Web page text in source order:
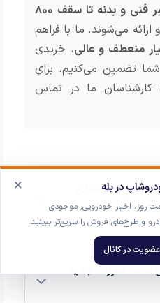
ضمانت معتبر فنی و بدنه تا سقف ۸۰۰
ارائه می‌شوند. ما با فراهم
منعطف و عالی، خریدی
تضمین می‌کنیم. برای
کارشناسان ما در تماس
با تقاضای
تحت مقررات جدید
× در بله
روز، اخبار خودرویی, موجودی
و طرح‌های فروش را سریع‌تر ببینید.
عضویت در کانال